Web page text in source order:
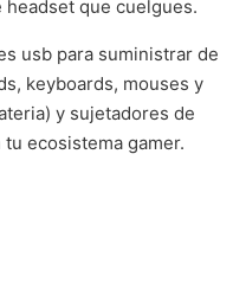
que cuelgues.
usb para suministrar de
keyboards, mouses y
y sujetadores de
ecosistema gamer.